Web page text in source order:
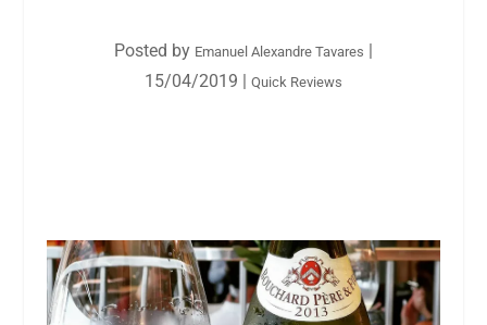
Posted by Emanuel Alexandre Tavares |
15/04/2019 | Quick Reviews